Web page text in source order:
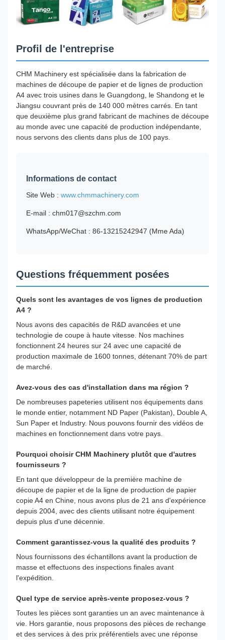
Profil de l'entreprise
CHM Machinery est spécialisée dans la fabrication de
machines de découpe de papier et de lignes de production
A4 avec trois usines dans le Guangdong, le Shandong et le
Jiangsu couvrant près de 140 000 mètres carrés. En tant
que deuxième plus grand fabricant de machines de découpe
au monde avec une capacité de production indépendante,
nous servons des clients dans plus de 100 pays.
Informations de contact
Site Web : www.chmmachinery.com
E-mail : chm017@szchm.com
WhatsApp/WeChat : 86-13215242947 (Mme Ada)
Questions fréquemment posées
Quels sont les avantages de vos lignes de production
A4 ?
Nous avons des capacités de R&D avancées et une
technologie de coupe à haute vitesse. Nos machines
fonctionnent 24 heures sur 24 avec une capacité de
production maximale de 1600 tonnes, détenant 70% de part
de marché.
Avez-vous des cas d'installation dans ma région ?
De nombreuses papeteries utilisent nos équipements dans
le monde entier, notamment ND Paper (Pakistan), Double A,
Sun Paper et Industry. Nous pouvons fournir des vidéos de
machines en fonctionnement dans votre pays.
Pourquoi choisir CHM Machinery plutôt que d'autres
fournisseurs ?
En tant que développeur de la première machine de
découpe de papier et de la ligne de production de papier
copie A4 en Chine, nous avons plus de 21 ans d'expérience
depuis 2004, avec des clients utilisant notre équipement
depuis plus d'une décennie.
Comment garantissez-vous la qualité des produits ?
Nous fournissons des échantillons avant la production de
masse et effectuons des inspections finales avant
l'expédition.
Quel type de service après-vente proposez-vous ?
Toutes les pièces sont garanties un an avec maintenance à
vie. Hors garantie, nous proposons des pièces de rechange
et des services à des prix préférentiels avec une réponse